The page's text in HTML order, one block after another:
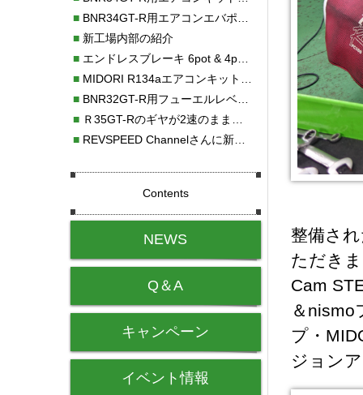
整備さ
ただき
Cam
＆
プ・
ジョン
■BNR34GT-R用エアコンエバポレーターを新発売！！
■新工場内部の紹介
■エンドレスブレーキ 6pot & 4potオーバーホール
■MIDORI R134aエアコンキットタイプⅡ取り付け
■BNR32GT-R用フューエルレベルセンサー新発売！！
■Ｒ35GT-Rのギヤが2速のまま変速しない！！
■REVSPEED Channelさんに新社屋を紹介していただきました!!
Contents
NEWS
Q＆A
キャンペーン
イベント情報